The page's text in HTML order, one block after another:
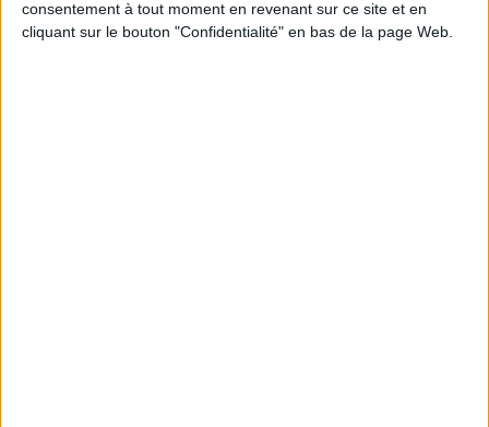
consentement à tout moment en revenant sur ce site et en
cliquant sur le bouton "Confidentialité" en bas de la page Web.
grande partie des dispositions qui étaient